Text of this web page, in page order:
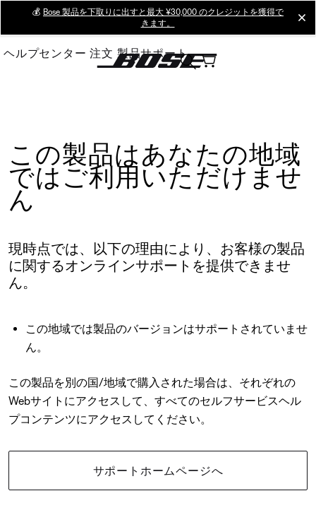
Main
💰 Bose 製品を下取りに出すと最大 ¥30,000 のクレジットを獲得で
きます。
ヘルプセンター 注文 製品サポート
この製品はあなたの地域
ではご利用いただけませ
ん
現時点では、以下の理由により、お客様の製品
に関するオンラインサポートを提供できませ
ん。
この地域では製品のバージョンはサポートされていませ
ん。
この製品を別の国/地域で購入された場合は、それぞれの
Webサイトにアクセスして、すべてのセルフサービスヘル
プコンテンツにアクセスしてください。
サポートホームページへ